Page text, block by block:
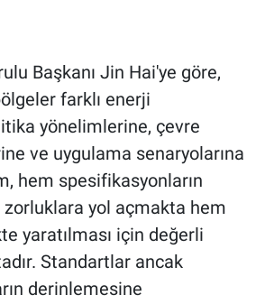
Başkanı Jin Hai'ye göre,
farklı enerji
yönelimlerine, çevre
ve uygulama senaryolarına
hem spesifikasyonların
yol açmakta hem
yaratılması için değerli
Standartlar ancak
derinlemesine